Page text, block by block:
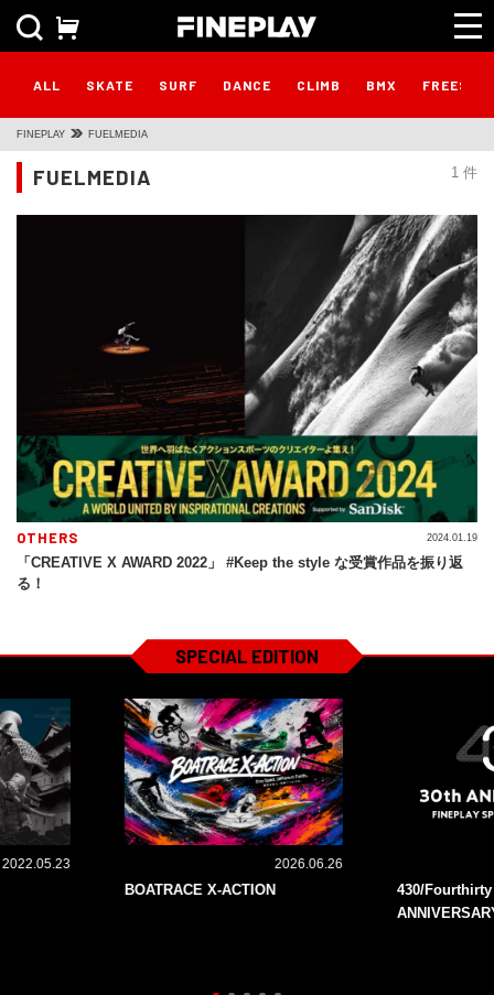
ALL SKATE SURF DANCE CLIMB BMX
FINEPLAY FUELMEDIA
1 件
FUELMEDIA
OTHERS
「CREATIVE X AWARD 2022」 #Keep the style な受賞作品を振り返
る！
2024.01.19
SPECIAL EDITION
2022.05.23 2026.06.26
BOATRACE X-ACTION
430/